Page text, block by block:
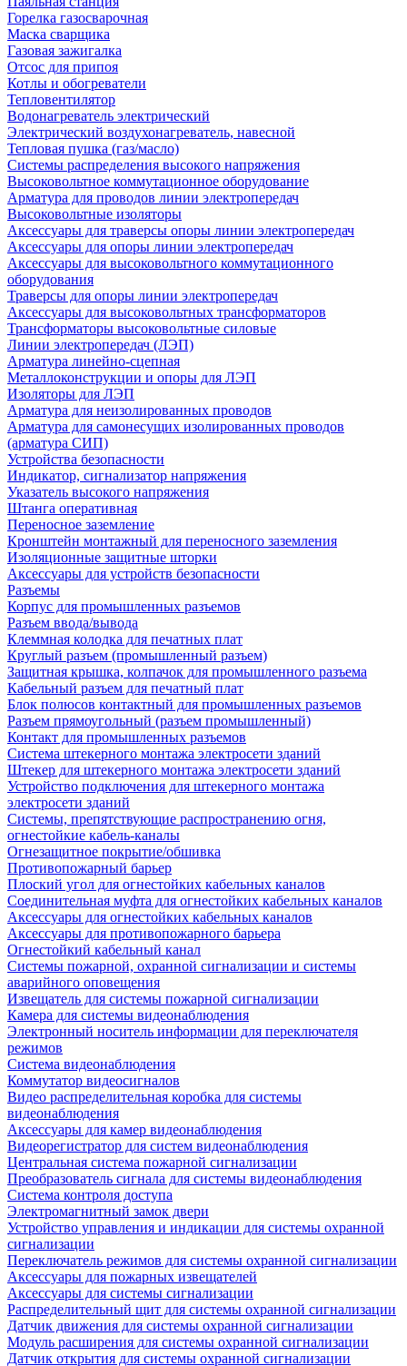
Горелка газосварочная
Маска сварщика
Газовая зажигалка
Отсос для припоя
Котлы и обогреватели
Тепловентилятор
Водонагреватель электрический
Электрический воздухонагреватель, навесной
Тепловая пушка (газ/масло)
Системы распределения высокого напряжения
Высоковольтное коммутационное оборудование
Арматура для проводов линии электропередач
Высоковольтные изоляторы
Аксессуары для траверсы опоры линии электропередач
Аксессуары для опоры линии электропередач
Аксессуары для высоковольтного коммутационного
оборудования
Траверсы для опоры линии электропередач
Аксессуары для высоковольтных трансформаторов
Трансформаторы высоковольтные силовые
Линии электропередач (ЛЭП)
Арматура линейно-сцепная
Металлоконструкции и опоры для ЛЭП
Изоляторы для ЛЭП
Арматура для неизолированных проводов
Арматура для самонесущих изолированных проводов
(арматура СИП)
Устройства безопасности
Индикатор, сигнализатор напряжения
Указатель высокого напряжения
Штанга оперативная
Переносное заземление
Кронштейн монтажный для переносного заземления
Изоляционные защитные шторки
Аксессуары для устройств безопасности
Разъемы
Корпус для промышленных разъемов
Разъем ввода/вывода
Клеммная колодка для печатных плат
Круглый разъем (промышленный разъем)
Защитная крышка, колпачок для промышленного разъема
Кабельный разъем для печатный плат
Блок полюсов контактный для промышленных разъемов
Разъем прямоугольный (разъем промышленный)
Контакт для промышленных разъемов
Система штекерного монтажа электросети зданий
Штекер для штекерного монтажа электросети зданий
Устройство подключения для штекерного монтажа
электросети зданий
Системы, препятствующие распространению огня,
огнестойкие кабель-каналы
Огнезащитное покрытие/обшивка
Противопожарный барьер
Плоский угол для огнестойких кабельных каналов
Соединительная муфта для огнестойких кабельных каналов
Аксессуары для огнестойких кабельных каналов
Аксессуары для противопожарного барьера
Огнестойкий кабельный канал
Системы пожарной, охранной сигнализации и системы
аварийного оповещения
Извещатель для системы пожарной сигнализации
Камера для системы видеонаблюдения
Электронный носитель информации для переключателя
режимов
Система видеонаблюдения
Коммутатор видеосигналов
Видео распределительная коробка для системы
видеонаблюдения
Аксессуары для камер видеонаблюдения
Видеорегистратор для систем видеонаблюдения
Центральная система пожарной сигнализации
Преобразователь сигнала для системы видеонаблюдения
Система контроля доступа
Электромагнитный замок двери
Устройство управления и индикации для системы охранной
сигнализации
Переключатель режимов для системы охранной сигнализации
Аксессуары для пожарных извещателей
Аксессуары для системы сигнализации
Распределительный щит для системы охранной сигнализации
Датчик движения для системы охранной сигнализации
Модуль расширения для системы охранной сигнализации
Датчик открытия для системы охранной сигнализации